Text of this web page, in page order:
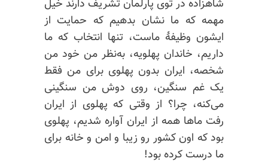
شاهزاده در توی پارلمان تشریف دارند خیل
مهمه که ما نشان بدهیم که حمایت از
ایشون وظیفهٔ ماست، تنها انتخاب که ما
داریم، خاندان پهلویه، به‌نظر من خود من
شخصه، ایران بدون پهلوی برای من فقط
یک غم سنگین، روی دوش من سنگینی
می‌کنه، چرا؟ از وقتی که پهلوی از ایران
رفت ماها همه از ایران آواره شدیم، پهلوی
بود که اون کشور رو زیبا و امن و خانه برای
ما درست کرده بود!